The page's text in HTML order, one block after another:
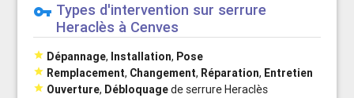
vpn_key Types d'intervention sur serrure
Heraclès à Cenves
 Dépannage, Installation, Pose
 Remplacement, Changement, Réparation, Entretien
 Ouverture, Débloquagede serrure Heraclès